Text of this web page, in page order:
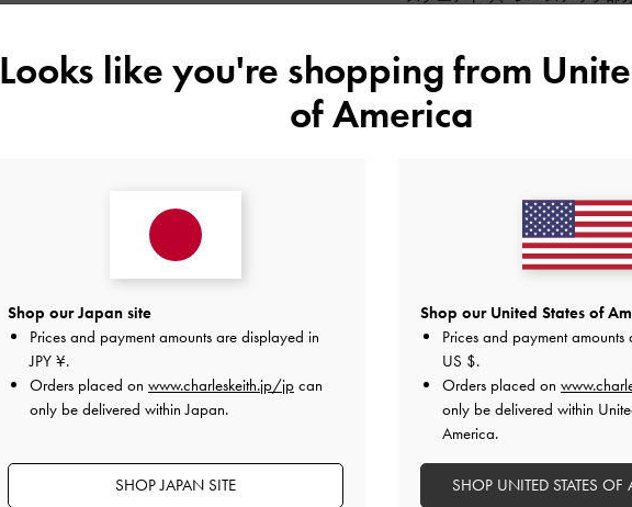
して低めでしっかりとしたヒ
カラーごとに異なる雰囲気を楽
枚目の写真もチェックしてお
（3、4枚目 左:color ダークブラ
太めのフレームがポイントのサ
トレンド感のあるデザインでど
シンプルなカラーリングが使い
⭐︎カールツァイス社製の100％
2025-10-03 にアップロード
Looks like you're shopping from
of America
Shop our Japan site
Prices and payment amounts are displayed in
JPY ¥.
Orders placed on www.charleskeith.jp/jp can
only be delivered within Japan.
SHOP JAPAN SITE
Shop our United States of
Prices and payment
US $.
Orders placed on
only be delivered within
America.
SHOP UNITED STATES OF